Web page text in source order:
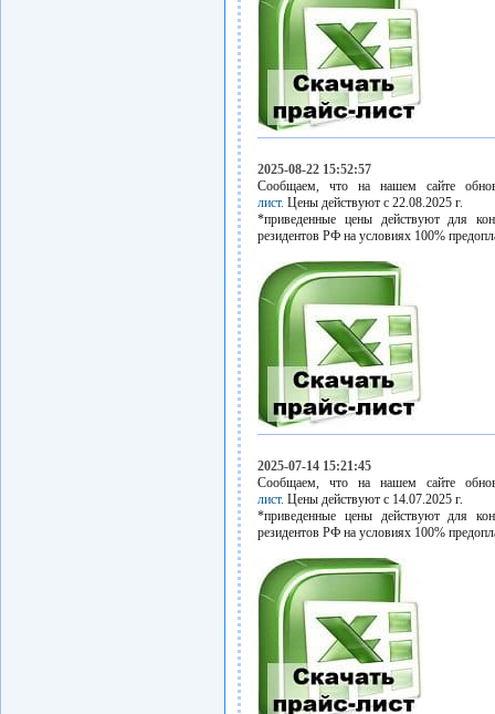
2025-08-22 15:52:57
Сообщаем, что на нашем сайте
лист. Цены действуют с 22.08.2025 г.
*приведенные цены действуют для
резидентов РФ на условиях 100%
2025-07-14 15:21:45
Сообщаем, что на нашем сайте
лист. Цены действуют с 14.07.2025 г.
*приведенные цены действуют для
резидентов РФ на условиях 100%